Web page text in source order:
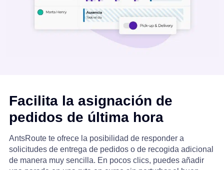
Facilita la asignación de
pedidos de última hora
AntsRoute te ofrece la posibilidad de responder a
solicitudes de entrega de pedidos o de recogida adicional
de manera muy sencilla. En pocos clics, puedes añadir